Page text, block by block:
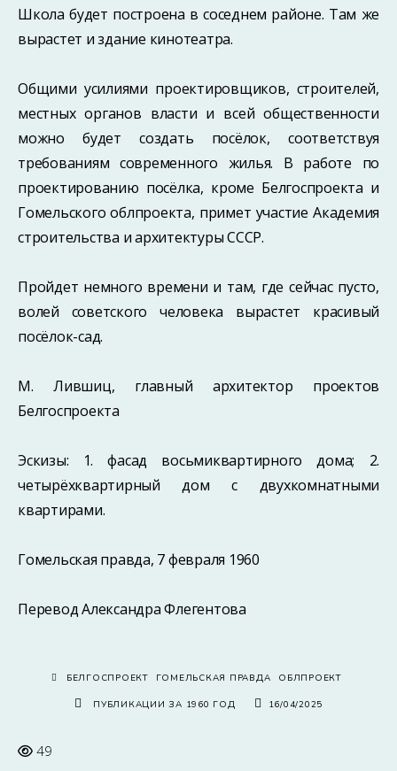
Школа будет построена в соседнем районе. Там же
вырастет и здание кинотеатра.
Общими усилиями проектировщиков, строителей,
местных органов власти и всей общественности
можно будет создать посёлок, соответствуя
требованиям современного жилья. В работе по
проектированию посёлка, кроме Белгоспроекта и
Гомельского облпроекта, примет участие Академия
строительства и архитектуры СССР.
Пройдет немного времени и там, где сейчас пусто,
волей советского человека вырастет красивый
посёлок-сад.
М. Лившиц, главный архитектор проектов
Белгоспроекта
Эскизы: 1. фасад восьмиквартирного дома; 2.
четырёхквартирный дом с двухкомнатными
квартирами.
Гомельская правда, 7 февраля 1960
Перевод Александра Флегентова
БЕЛГОСПРОЕКТ ГОМЕЛЬСКАЯ ПРАВДА ОБЛПРОЕКТ
ПУБЛИКАЦИИ ЗА 1960 ГОД 16/04/2025
49